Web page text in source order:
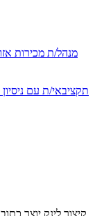
מנהל/ת מכירות
תקציבאי/ת עם
קיצור לינק יוצר